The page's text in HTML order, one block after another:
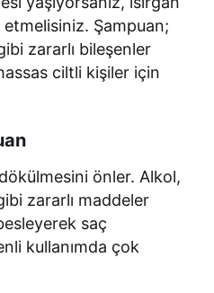
Şampuan;
zararlı bileşenler
ciltli kişiler için
önler. Alkol,
zararlı maddeler
saç
kullanımda çok